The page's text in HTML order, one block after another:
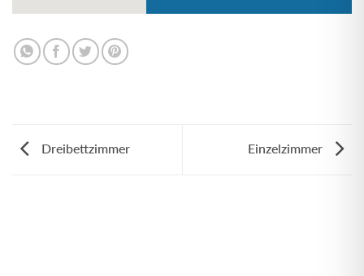
Dreibettzimmer Einzelzimmer